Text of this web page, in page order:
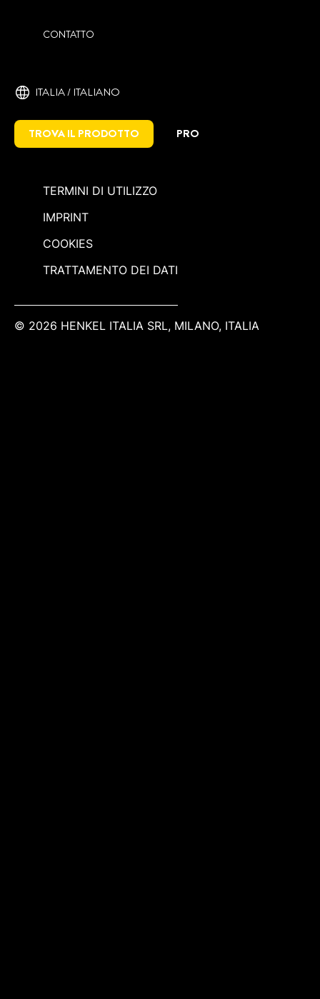
CONTATTO
ITALIA / ITALIANO
TROVA IL PRODOTTO PRO
TERMINI DI UTILIZZO
IMPRINT
COOKIES
TRATTAMENTO DEI DATI
© 2026 HENKEL ITALIA SRL, MILANO, ITALIA